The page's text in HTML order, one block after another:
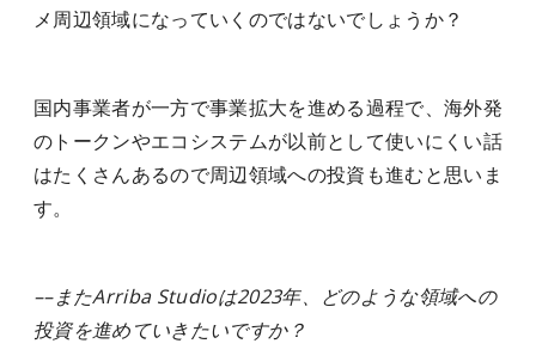
メ周辺領域になっていくのではないでしょうか？
国内事業者が一方で事業拡大を進める過程で、海外発
のトークンやエコシステムが以前として使いにくい話
はたくさんあるので周辺領域への投資も進むと思いま
す。
––またArriba Studioは2023年、どのような領域への
投資を進めていきたいですか？